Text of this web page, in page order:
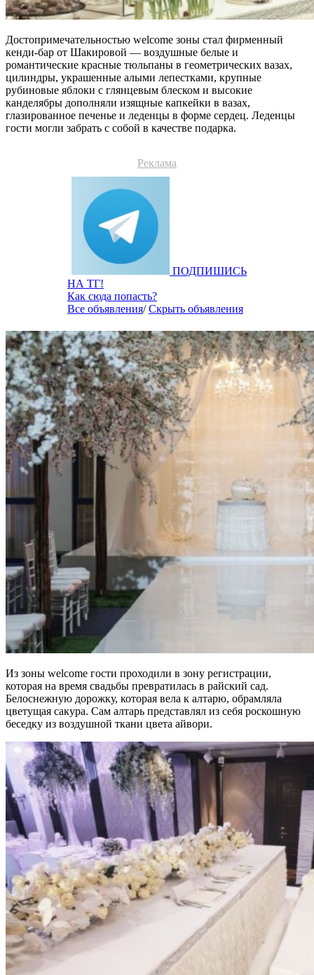
Достопримечательностью welcome зоны стал фирменный
кенди-бар от Шакировой — воздушные белые и
романтические красные тюльпаны в геометрических вазах,
цилиндры, украшенные алыми лепестками, крупные
рубиновые яблоки с глянцевым блеском и высокие
канделябры дополняли изящные капкейки в вазах,
глазированное печенье и леденцы в форме сердец. Леденцы
гости могли забрать с собой в качестве подарка.
Реклама
ПОДПИШИСЬ
НА ТГ!
Как сюда попасть?
Все объявления/Скрыть объявления
Из зоны welcome гости проходили в зону регистрации,
которая на время свадьбы превратилась в райский сад.
Белоснежную дорожку, которая вела к алтарю, обрамляла
цветущая сакура. Сам алтарь представлял из себя роскошную
беседку из воздушной ткани цвета айвори.